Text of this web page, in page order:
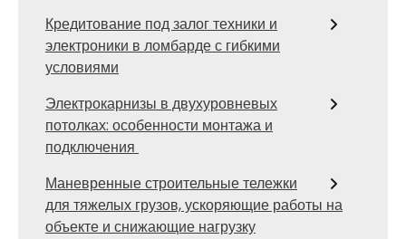
Кредитование под залог техники и
электроники в ломбарде с гибкими
условиями
Электрокарнизы в двухуровневых
потолках: особенности монтажа и
подключения
Маневренные строительные тележки
для тяжелых грузов, ускоряющие работы на
объекте и снижающие нагрузку